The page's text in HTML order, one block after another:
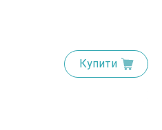
Купити